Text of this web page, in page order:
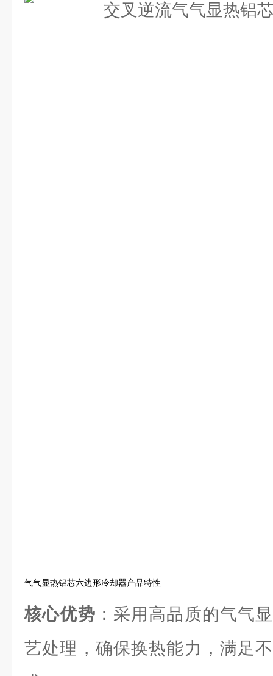
气气显热铝芯六边形冷却器产品特性
核心优势 ：采用高品质的气气
艺处理，确保换热能力，满足